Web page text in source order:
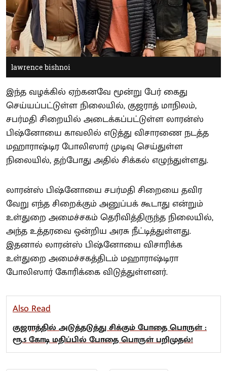
lawrence bishnoi
இந்த வழக்கில் ஏற்கனவே மூன்று பேர் கைது
செய்யப்பட்டுள்ள நிலையில், குஜராத் மாநிலம்,
சபர்மதி சிறையில் அடைக்கப்பட்டுள்ள லாரன்ஸ்
பிஷ்னோயை காவலில் எடுத்து விசாரணை நடத்த
மஹாராஷ்டிர போலிஸார் முடிவு செய்துள்ள
நிலையில், தற்போது அதில் சிக்கல் எழுந்துள்ளது.
லாரன்ஸ் பிஷ்னோயை சபர்மதி சிறையை தவிர
வேறு எந்த சிறைக்கும் அனுப்பக் கூடாது என்றும்
உள்துறை அமைச்சகம் தெரிவித்திருந்த நிலையில்,
அந்த உத்தரவை ஒன்றிய அரசு நீட்டித்துள்ளது.
இதனால் லாரன்ஸ் பிஷ்னோயை விசாரிக்க
உள்துறை அமைச்சகத்திடம் மஹாராஷ்டிரா
போலிஸார் கோரிக்கை விடுத்துள்ளனர்.
Also Read
குஜராத்தில் அடுத்தடுத்து சிக்கும் போதை பொருள் :
ரூ.5 கோடி மதிப்பில் போதை பொருள் பறிமுதல்!